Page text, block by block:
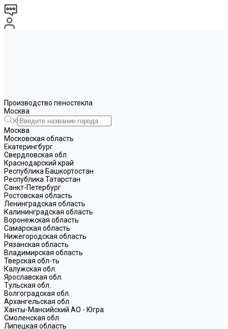
Производство пеностекла
Москва
Москва
Московская область
Екатерингбург
Свердловская обл.
Краснодарский край
Республика Башкортостан
Республика Татарстан
Санкт-Петербург
Ростовская область
Ленинградская область
Калининградская область
Воронежская область
Самарская область
Нижегородская область
Рязанская область
Владимирская область
Тверская обл-ть
Калужская обл.
Ярославская обл.
Тульская обл.
Волгоградская обл.
Архангельская обл.
Ханты-Мансийский АО - Югра
Смоленская обл.
Липецкая область